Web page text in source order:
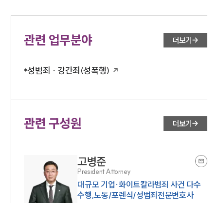
법률 블로그
뉴스레터/브로슈어
대륜법률상담예약
관련 업무분야 더보기
성범죄 · 강간죄(성폭행)
관련 구성원 더보기
고병준
President Attorney
대규모 기업·화이트칼라범죄 사건 다수
수행,노동/포렌식/성범죄전문변호사